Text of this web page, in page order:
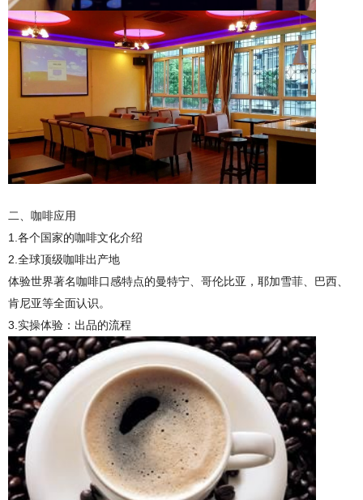
二、 咖啡应用
1. 各个国家的咖啡文化介绍
2. 全球顶级咖啡出产地
体验世界著名咖啡口感特点的曼特宁、哥伦比亚，耶加雪菲、巴西、
肯尼亚等全面认识。
3. 实操体验：出品的流程